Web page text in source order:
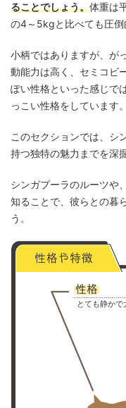
ることでしょう。体重は
の4～5kgと比べても圧倒
小柄ではありますが、が
動能力は高く、セミコビ
ぽい性格といった感じで
っこい性格をしています。
このセクションでは、シ
持つ独特の魅力までを深
シンガプーラのルーツや
知ることで、彼らとの暮
う。
とても静かで